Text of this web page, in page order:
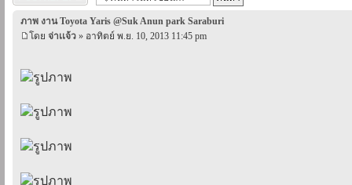
ภาพ งาน Toyota Yaris @Suk Anun park Saraburi
โดย จ่าเเจ้ว » อาทิตย์ พ.ย. 10, 2013 11:45 pm